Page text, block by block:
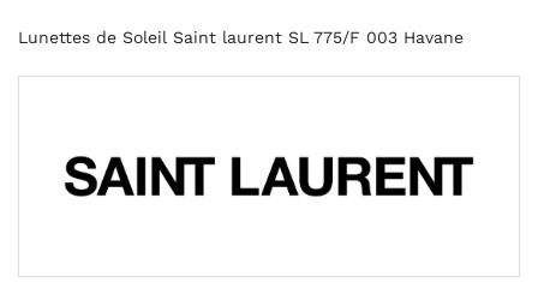
Lunettes de Soleil Saint laurent SL 775/F 003 Havane